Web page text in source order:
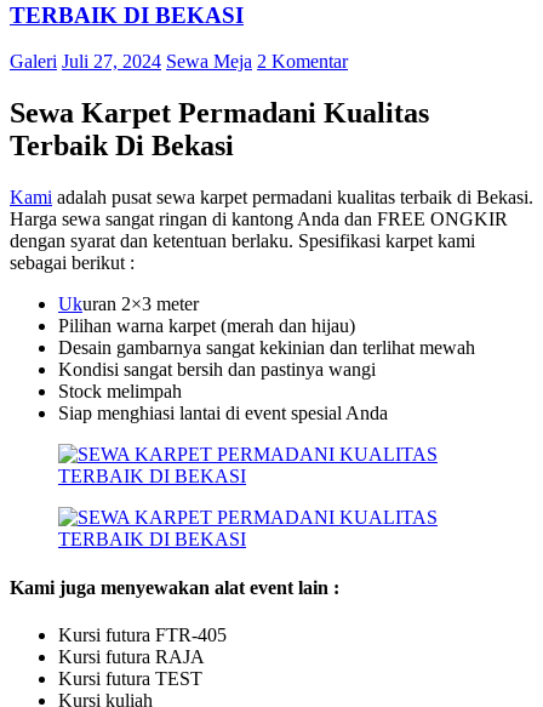
TERBAIK DI BEKASI
Galeri Juli 27, 2024 Sewa Meja 2 Komentar
Sewa Karpet Permadani Kualitas
Terbaik Di Bekasi
Kami adalah pusat sewa karpet permadani kualitas terbaik di Bekasi.
Harga sewa sangat ringan di kantong Anda dan FREE ONGKIR
dengan syarat dan ketentuan berlaku. Spesifikasi karpet kami
sebagai berikut :
Ukuran 2×3 meter
Pilihan warna karpet (merah dan hijau)
Desain gambarnya sangat kekinian dan terlihat mewah
Kondisi sangat bersih dan pastinya wangi
Stock melimpah
Siap menghiasi lantai di event spesial Anda
Kami juga menyewakan alat event lain :
Kursi futura FTR-405
Kursi futura RAJA
Kursi futura TEST
Kursi kuliah